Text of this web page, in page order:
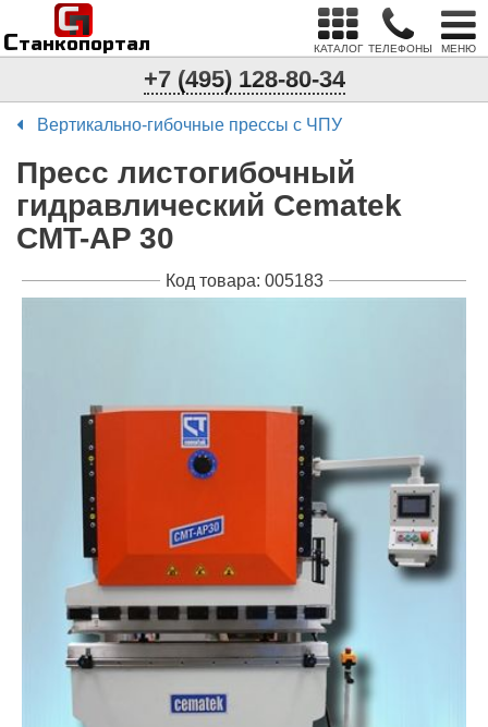
Станкопортал
п
С
КАТАЛОГ ТЕЛЕФОНЫ МЕНЮ
+7 (495) 128-80-34
Вертикально-гибочные прессы с ЧПУ
Пресс листогибочный
гидравлический Cematek
CMT-АP 30
Код товара: 005183